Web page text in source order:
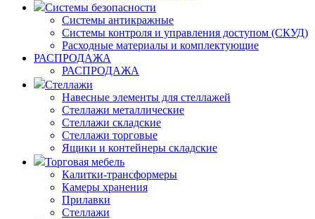
Системы безопасности
Системы антикражные
Системы контроля и управления доступом (СКУД)
Расходные материалы и комплектующие
РАСПРОДАЖА
РАСПРОДАЖА
Стеллажи
Навесные элементы для стеллажей
Стеллажи металлические
Стеллажи складские
Стеллажи торговые
Ящики и контейнеры складские
Торговая мебель
Калитки-трансформеры
Камеры хранения
Прилавки
Стеллажи